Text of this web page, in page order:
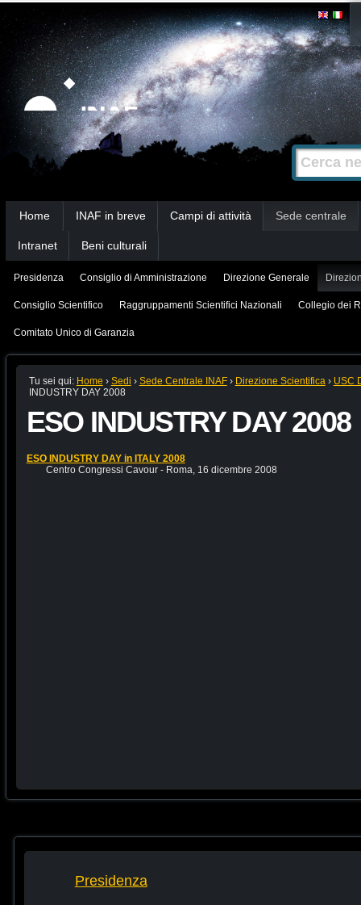
Strumenti
personali
Salta
contenuti.
|
Salta
alla
navigazione
Cerca nel
Ricerca
avanzata…
Home INAF in breve Campi di attività Sede centrale
Intranet Beni culturali
Presidenza Consiglio di Amministrazione Direzione Generale
Consiglio Scientifico Raggruppamenti Scientifici Nazionali Collegio dei
Comitato Unico di Garanzia
Tu sei qui: Home › Sedi › Sede Centrale INAF › Direzione Scientifica › USC
INDUSTRY DAY 2008
ESO INDUSTRY DAY 2008
ESO INDUSTRY DAY in ITALY 2008
Centro Congressi Cavour - Roma, 16 dicembre 2008
Presidenza